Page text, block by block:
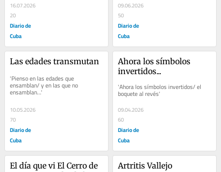
16.07.2026
20
Diario de
Cuba
09.06.2026
50
Diario de
Cuba
Las edades transmutan
'Pienso en las edades que
ensamblan/ y en las que no
ensamblan...'
10.05.2026
70
Diario de
Cuba
Ahora los símbolos
invertidos...
'Ahora los símbolos invertidos/ el
boquete al revés'
09.04.2026
60
Diario de
Cuba
El día que vi El Cerro de
Artritis Vallejo